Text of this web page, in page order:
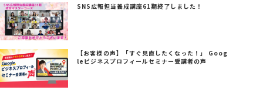
SNS広報担当養成講座61期終了しました！
【お客様の声】「すぐ見直したくなった！」 Goog
leビジネスプロフィールセミナー受講者の声